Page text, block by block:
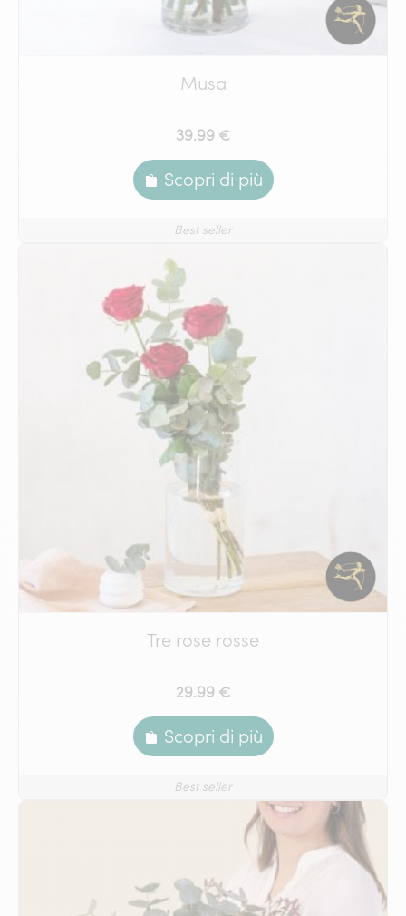
Musa
39.99 €
Scopri di più
Best seller
Tre rose rosse
29.99 €
Scopri di più
Best seller